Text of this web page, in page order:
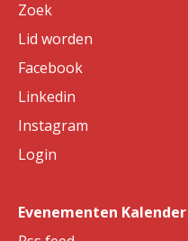
Zoek
Lid worden
Facebook
Linkedin
Instagram
Login
Evenementen Kalender